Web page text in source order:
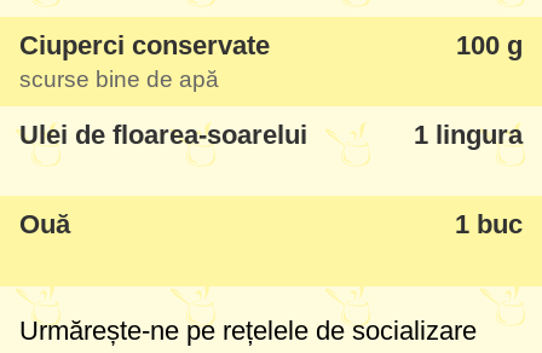
Ciuperci conservate 100 g
scurse bine de apă
Ulei de floarea-soarelui 1 lingura
Ouă 1 buc
Urmărește-ne pe rețelele de socializare